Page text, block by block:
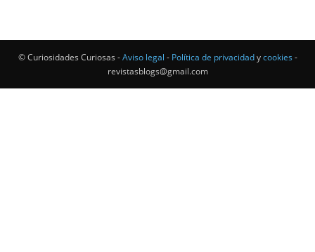
© Curiosidades Curiosas -Aviso legal - Política de privacidadycookies -
revistasblogs@gmail.com